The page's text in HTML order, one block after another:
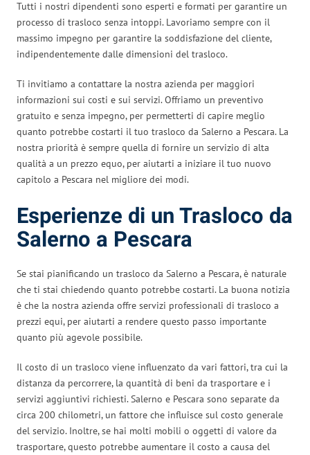
Tutti i nostri dipendenti sono esperti e formati per garantire un
processo di trasloco senza intoppi. Lavoriamo sempre con il
massimo impegno per garantire la soddisfazione del cliente,
indipendentemente dalle dimensioni del trasloco.
Ti invitiamo a contattare la nostra azienda per maggiori
informazioni sui costi e sui servizi. Offriamo un preventivo
gratuito e senza impegno, per permetterti di capire meglio
quanto potrebbe costarti il tuo trasloco da Salerno a Pescara. La
nostra priorità è sempre quella di fornire un servizio di alta
qualità a un prezzo equo, per aiutarti a iniziare il tuo nuovo
capitolo a Pescara nel migliore dei modi.
Esperienze di un Trasloco da
Salerno a Pescara
Se stai pianificando un trasloco da Salerno a Pescara, è naturale
che ti stai chiedendo quanto potrebbe costarti. La buona notizia
è che la nostra azienda offre servizi professionali di trasloco a
prezzi equi, per aiutarti a rendere questo passo importante
quanto più agevole possibile.
Il costo di un trasloco viene influenzato da vari fattori, tra cui la
distanza da percorrere, la quantità di beni da trasportare e i
servizi aggiuntivi richiesti. Salerno e Pescara sono separate da
circa 200 chilometri, un fattore che influisce sul costo generale
del servizio. Inoltre, se hai molti mobili o oggetti di valore da
trasportare, questo potrebbe aumentare il costo a causa del